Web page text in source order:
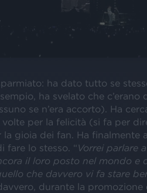
ha dato tutto se
ha svelato che c’erano
se n’era accorto). Ha
per la felicità (si fa per
gioia dei fan. Ha finalmente
fare lo stesso. “Vorrei parlare
il loro posto nel mondo e
che davvero vi fa stare
durante la promozione